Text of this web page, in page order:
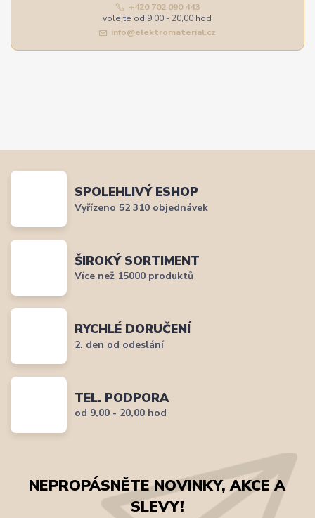
+420 702 090 443
volejte od 9,00 - 20,00 hod
info@elektromaterial.cz
SPOLEHLIVÝ ESHOP
Vyřízeno 52 310 objednávek
ŠIROKÝ SORTIMENT
Více než 15000 produktů
RYCHLÉ DORUČENÍ
2. den od odeslání
TEL. PODPORA
od 9,00 - 20,00 hod
NEPROPÁSNĚTE NOVINKY, AKCE A
SLEVY!